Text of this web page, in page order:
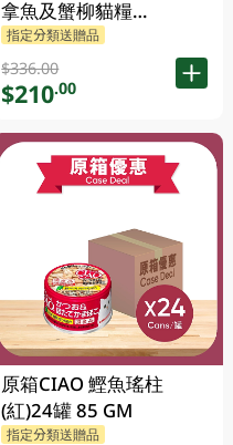
拿魚及蟹柳貓糧
24X85GM
指定分類送贈品
$336.00
$210.00
原箱CIAO 鰹魚瑤柱
(紅)24罐 85 GM
指定分類送贈品